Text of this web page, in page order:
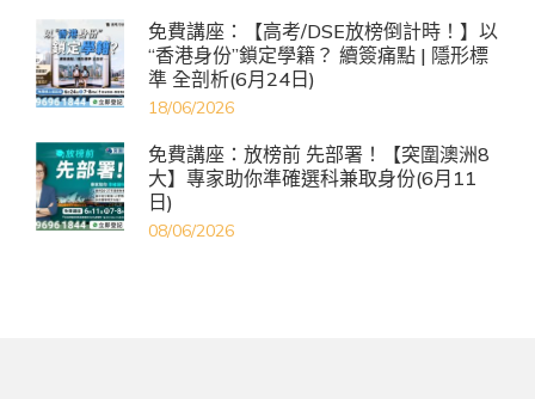
免費講座：【高考/DSE放榜倒計時！】以
“香港身份”鎖定學籍？ 續簽痛點 | 隱形標
準 全剖析(6月24日)
18/06/2026
免費講座：放榜前 先部署！【突圍澳洲8
大】專家助你準確選科兼取身份(6月11
日)
08/06/2026